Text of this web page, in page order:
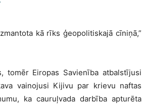
kā rīks ģeopolitiskajā cīniņā,”
tomēr Eiropas Savienība atbalstījusi
vainojusi Kijivu par krievu naftas
ka cauruļvada darbība apturēta